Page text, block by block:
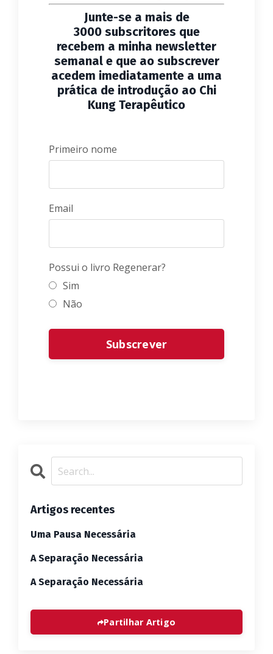
Junte-se a mais de
3000 subscritores que
recebem a minha newsletter
semanal e que ao subscrever
acedem imediatamente a uma
prática de introdução ao Chi
Kung Terapêutico
Primeiro nome
Email
Possui o livro Regenerar?
Sim
Não
Form
submission[]Subscrever
Artigos recentes
Uma Pausa Necessária
A Separação Necessária
A Separação Necessária
Partilhar Artigo